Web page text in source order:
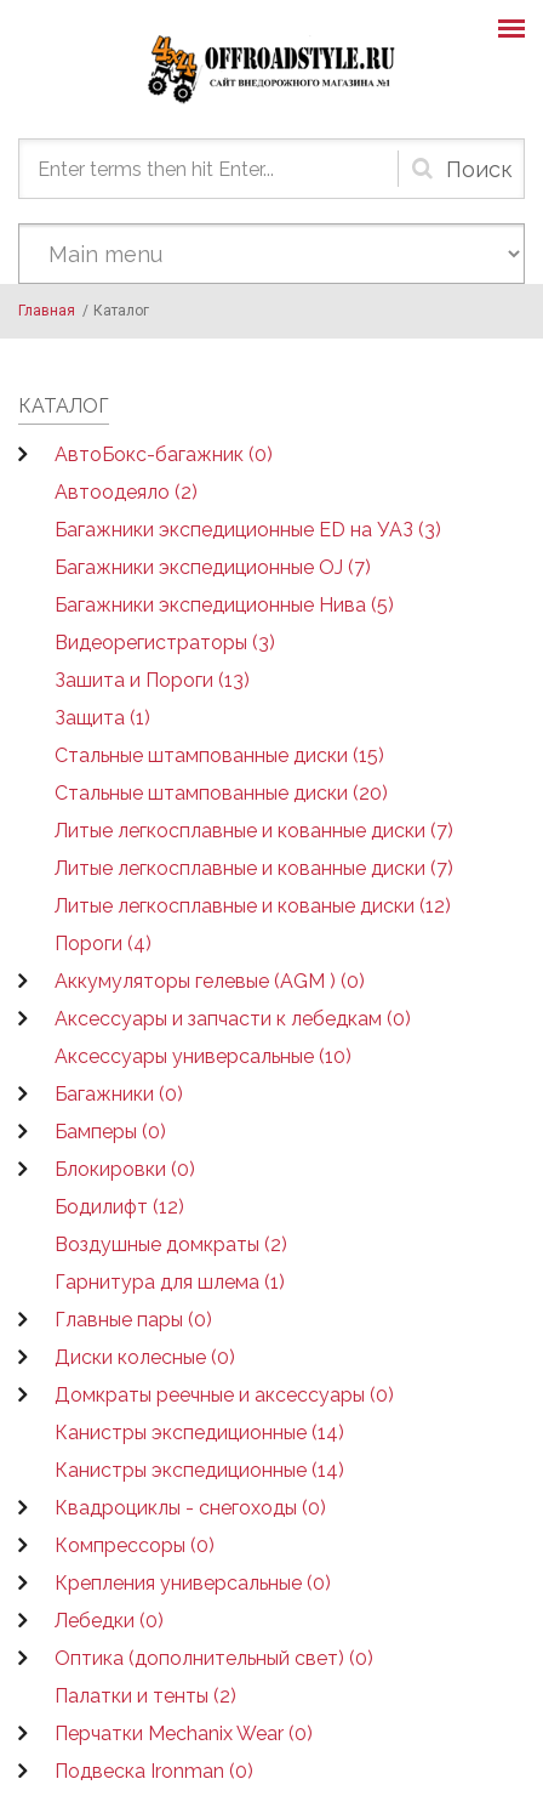
Форма
поиска
Главная / Каталог
КАТАЛОГ
АвтоБокс-багажник (0)
Автоодеяло (2)
Багажники экспедиционные ED на УАЗ (3)
Багажники экспедиционные OJ (7)
Багажники экспедиционные Нива (5)
Видеорегистраторы (3)
Зашита и Пороги (13)
Защита (1)
Стальные штампованные диски (15)
Стальные штампованные диски (20)
Литые легкосплавные и кованные диски (7)
Литые легкосплавные и кованные диски (7)
Литые легкосплавные и кованые диски (12)
Пороги (4)
Аккумуляторы гелевые (AGM ) (0)
Аксессуары и запчасти к лебедкам (0)
Аксессуары универсальные (10)
Багажники (0)
Бамперы (0)
Блокировки (0)
Бодилифт (12)
Воздушные домкраты (2)
Гарнитура для шлема (1)
Главные пары (0)
Диски колесные (0)
Домкраты реечные и аксессуары (0)
Канистры экспедиционные (14)
Канистры экспедиционные (14)
Квадроциклы - снегоходы (0)
Компрессоры (0)
Крепления универсальные (0)
Лебедки (0)
Оптика (дополнительный свет) (0)
Палатки и тенты (2)
Перчатки Mechanix Wear (0)
Подвеска Ironman (0)